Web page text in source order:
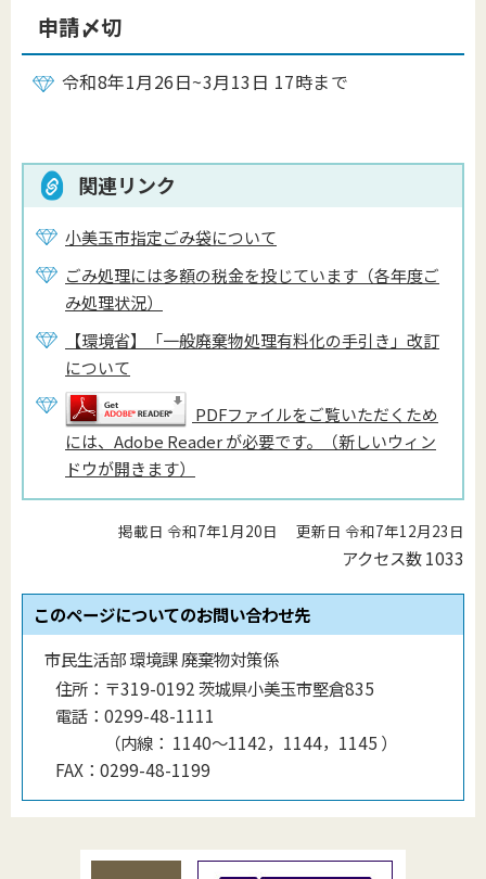
申請〆切
令和8年1月26日~3月13日 17時まで
関連リンク
小美玉市指定ごみ袋について
ごみ処理には多額の税金を投じています（各年度ご
み処理状況）
【環境省】「一般廃棄物処理有料化の手引き」改訂
について
PDFファイルをご覧いただくため
には、Adobe Reader が必要です。（新しいウィン
ドウが開きます）
掲載日 令和7年1月20日 更新日 令和7年12月23日
アクセス数1033
このページについてのお問い合わせ先
市民生活部 環境課 廃棄物対策係
住所： 〒319-0192 茨城県小美玉市堅倉835
電話： 0299-48-1111
（内線 ： 1140〜1142，1144，1145 ）
FAX： 0299-48-1199